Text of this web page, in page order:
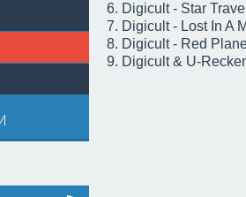
6. Digicult - Star
7. Digicult - Lost In A
8. Digicult - Red
9. Digicult & U-